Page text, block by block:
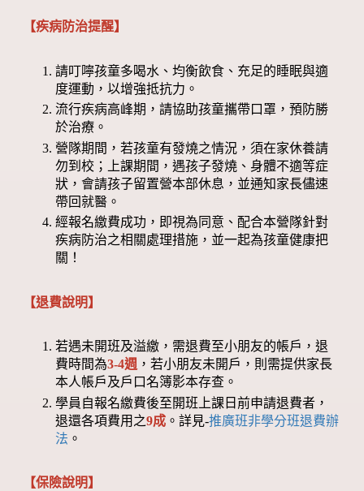
【疾病防治提醒】
請叮嚀孩童多喝水、均衡飲食、充足的睡眠與適
度運動，以增強抵抗力。
流行疾病高峰期，請協助孩童攜帶口罩，預防勝
於治療。
營隊期間，若孩童有發燒之情況，須在家休養請
勿到校；上課期間，遇孩子發燒、身體不適等症
狀，會請孩子留置營本部休息，並通知家長儘速
帶回就醫。
經報名繳費成功，即視為同意、配合本營隊針對
疾病防治之相關處理措施，並一起為孩童健康把
關！
【退費說明】
若遇未開班及溢繳，需退費至小朋友的帳戶，退
費時間為3-4週 ，若小朋友未開戶，則需提供家長
本人帳戶及戶口名簿影本存查。
學員自報名繳費後至開班上課日前申請退費者，
退還各項費用之9成 。詳見-推廣班非學分班退費辦
法 。
【保險說明】